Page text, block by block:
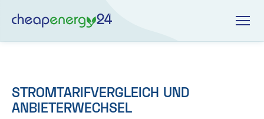
STROMTARIFVERGLEICH UND
ANBIETERWECHSEL